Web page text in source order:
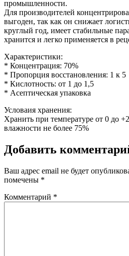
промышленности.
Для производителей
выгоден, так как он снижает
круглый год, имеет стабильные
хранится и легко применяется в
Характеристики:
* Концентрация: 70%
* Пропорция восстановления: 1 к 5
* Кислотность: от 1 до 1,5
* Асептическая упаковка
Условаия хранения:
Хранить при температуре от 0 до
влажности не более 75%
Добавить
Ваш адрес email не будет
помечены *
Комментарий *